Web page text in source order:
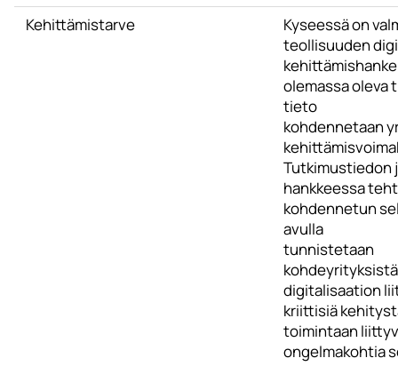
Kehittämistarve
Kyseessä on
teollisuuden
olemassa oleva
tieto
kohdennetaan
Tutkimustiedon
hankkeessa
kohdennetun
avulla
tunnistetaan
kohdeyrityksistä
digitalisaation
kriittisiä
toimintaan
ongelmakohtia